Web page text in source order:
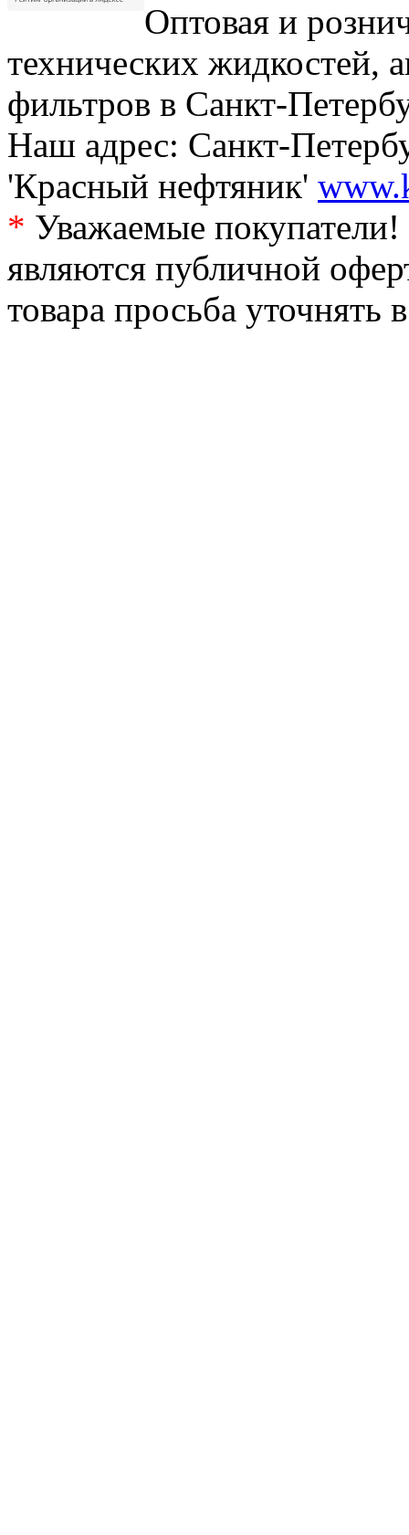
Оптовая и
технических жидкостей,
фильтров в Санкт-
Наш адрес: Санкт-
'Красный нефтяник'
* Уважаемые
являются публичной
товара просьба уточнять